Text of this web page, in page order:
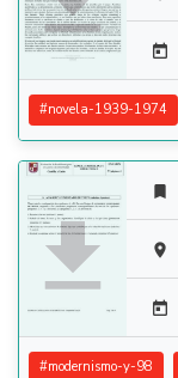

#novela-1939-1974




#modernismo-y-98